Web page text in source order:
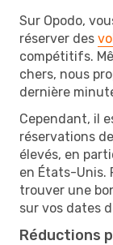
Sur Opodo,
réserver des
compétitifs.
chers, nous
dernière
Cependant, il
réservations
élevés, en
en États-Unis.
trouver une
sur vos dates
Réductions